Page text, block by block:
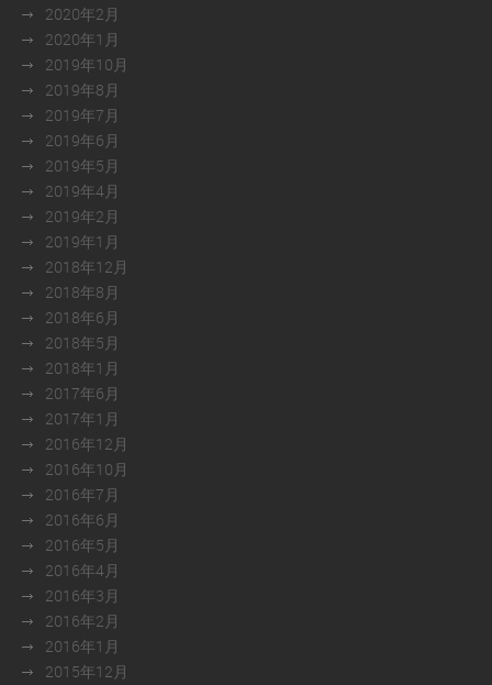
2020年2月
2020年1月
2019年10月
2019年8月
2019年7月
2019年6月
2019年5月
2019年4月
2019年2月
2019年1月
2018年12月
2018年8月
2018年6月
2018年5月
2018年1月
2017年6月
2017年1月
2016年12月
2016年10月
2016年7月
2016年6月
2016年5月
2016年4月
2016年3月
2016年2月
2016年1月
2015年12月